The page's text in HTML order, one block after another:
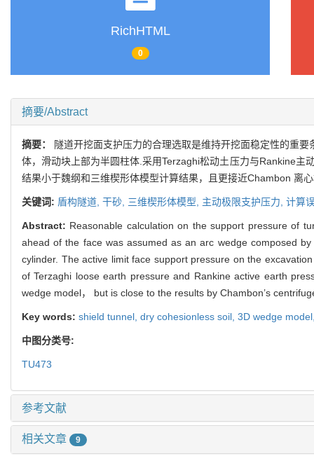
RichHTML
0
摘要/Abstract
摘要：
隧道开挖面支护压力的合理选取是维持开挖面稳定性的重
体，滑动块上部为半圆柱体.采用Terzaghi松动土压力与Rankine主
结果小于魏纲和三维楔形体模型计算结果，且更接近Chambon 离
关键词: 盾构隧道, 干砂, 三维楔形体模型, 主动极限支护压力, 计算
Abstract: Reasonable calculation on the support pressure of
ahead of the face was assumed as an arc wedge composed
cylinder. The active limit face support pressure on the
of Terzaghi loose earth pressure and Rankine active earth
wedge model， but is close to the results by Chambon’s
Key words: shield tunnel, dry cohesionless soil, 3D wedge
中图分类号:
TU473
参考文献
相关文章 9